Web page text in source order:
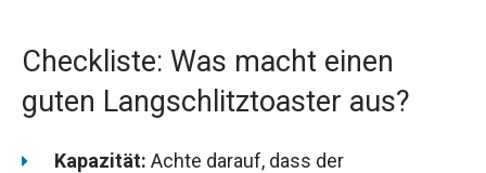
Checkliste: Was macht einen
guten Langschlitztoaster aus?
Kapazität: Achte darauf, dass der